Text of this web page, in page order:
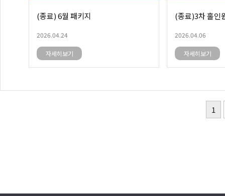
(종료) 6월 패키지
2026.04.24
자세히보기
(종료)3차 홀인
2026.04.06
자세히보기
1